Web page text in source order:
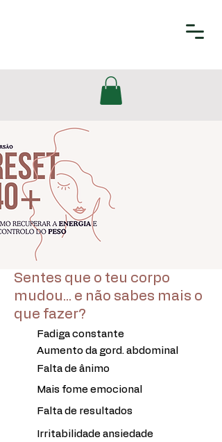
Sentes que o teu corpo
mudou... e não sabes mais o
que fazer?
Fadiga constante
Aumento da gord. abdominal
Falta de ânimo
Mais fome emocional
Falta de resultados
Irritabilidade ansiedade